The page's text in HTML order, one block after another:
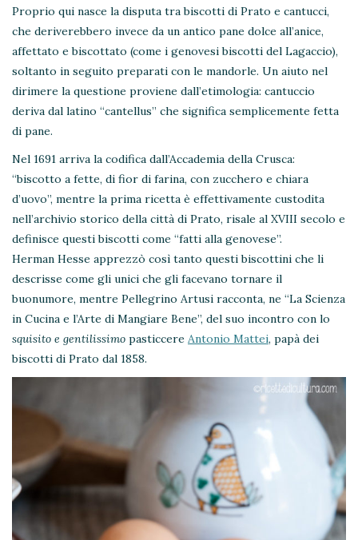
Proprio qui nasce la disputa tra biscotti di Prato e cantucci,
che deriverebbero invece da un antico pane dolce all’anice,
affettato e biscottato (come i genovesi biscotti del Lagaccio),
soltanto in seguito preparati con le mandorle. Un aiuto nel
dirimere la questione proviene dall’etimologia: cantuccio
deriva dal latino “cantellus” che significa semplicemente fetta
di pane.
Nel 1691 arriva la codifica dall’Accademia della Crusca:
“biscotto a fette, di fior di farina, con zucchero e chiara
d’uovo”, mentre la prima ricetta è effettivamente custodita
nell’archivio storico della città di Prato, risale al XVIII secolo e
definisce questi biscotti come “fatti alla genovese”.
Herman Hesse apprezzò così tanto questi biscottini che li
descrisse come gli unici che gli facevano tornare il
buonumore, mentre Pellegrino Artusi racconta, ne “La Scienza
in Cucina e l’Arte di Mangiare Bene”, del suo incontro con lo
squisito e gentilissimo pasticcere Antonio Mattei, papà dei
biscotti di Prato dal 1858.